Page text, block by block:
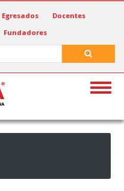
Egresados
Docentes
Fundadores